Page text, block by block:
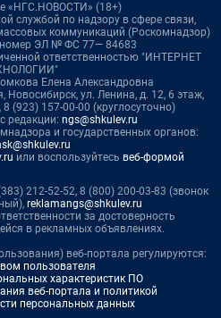
«НГС.НОВОСТИ» (18+)
службой по надзору в сфере связи,
коммуникаций (Роскомнадзор)
номер ЭЛ № ФС 77— 84683
ответственностью "ИНТЕРНЕТ
Елена Александровна
Новосибирск, ул. Ленина, д. 12, 6 этаж,
(923) 157-00-00 (круглосуточно)
редакции: ngs@shkulev.ru
и государственных органов:
или воспользуйтесь веб-формой
212-52-52, 8 (800) 200-03-83 (звонок
reklamangs@shkulev.ru
за достоверность
в рекламных объявлениях.
веб-портала регулируются:
пользователя
характеристик ПО
веб-портала и политикой
персональных данных